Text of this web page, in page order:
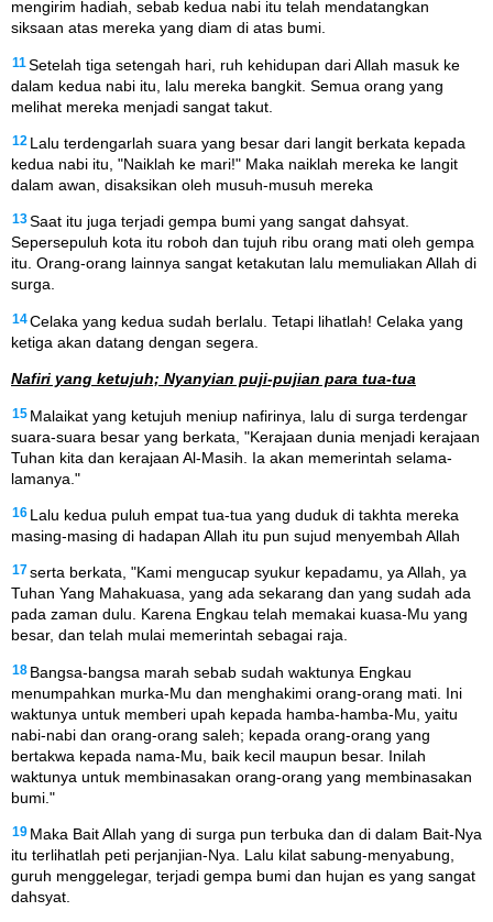
mengirim hadiah, sebab kedua nabi itu telah mendatangkan
siksaan atas mereka yang diam di atas bumi.
11 Setelah tiga setengah hari, ruh kehidupan dari Allah masuk ke
dalam kedua nabi itu, lalu mereka bangkit. Semua orang yang
melihat mereka menjadi sangat takut.
12 Lalu terdengarlah suara yang besar dari langit berkata kepada
kedua nabi itu, "Naiklah ke mari!" Maka naiklah mereka ke langit
dalam awan, disaksikan oleh musuh-musuh mereka
13Saat itu juga terjadi gempa bumi yang sangat dahsyat.
Sepersepuluh kota itu roboh dan tujuh ribu orang mati oleh gempa
itu. Orang-orang lainnya sangat ketakutan lalu memuliakan Allah di
surga.
14Celaka yang kedua sudah berlalu. Tetapi lihatlah! Celaka yang
ketiga akan datang dengan segera.
Nafiri yang ketujuh; Nyanyian puji-pujian para tua-tua
15 Malaikat yang ketujuh meniup nafirinya, lalu di surga terdengar
suara-suara besar yang berkata, "Kerajaan dunia menjadi kerajaan
Tuhan kita dan kerajaan Al-Masih. Ia akan memerintah selama-
lamanya."
16 Lalu kedua puluh empat tua-tua yang duduk di takhta mereka
masing-masing di hadapan Allah itu pun sujud menyembah Allah
17 serta berkata, "Kami mengucap syukur kepadamu, ya Allah, ya
Tuhan Yang Mahakuasa, yang ada sekarang dan yang sudah ada
pada zaman dulu. Karena Engkau telah memakai kuasa-Mu yang
besar, dan telah mulai memerintah sebagai raja.
18 Bangsa-bangsa marah sebab sudah waktunya Engkau
menumpahkan murka-Mu dan menghakimi orang-orang mati. Ini
waktunya untuk memberi upah kepada hamba-hamba-Mu, yaitu
nabi-nabi dan orang-orang saleh; kepada orang-orang yang
bertakwa kepada nama-Mu, baik kecil maupun besar. Inilah
waktunya untuk membinasakan orang-orang yang membinasakan
bumi."
19 Maka Bait Allah yang di surga pun terbuka dan di dalam Bait-Nya
itu terlihatlah peti perjanjian-Nya. Lalu kilat sabung-menyabung,
guruh menggelegar, terjadi gempa bumi dan hujan es yang sangat
dahsyat.